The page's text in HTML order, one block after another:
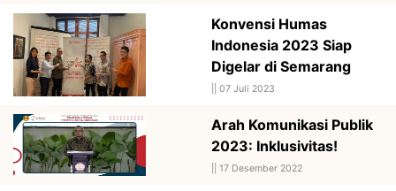
Konvensi Humas
Indonesia 2023 Siap
Digelar di Semarang
07 Juli 2023
Arah Komunikasi Publik
2023: Inklusivitas!
17 Desember 2022